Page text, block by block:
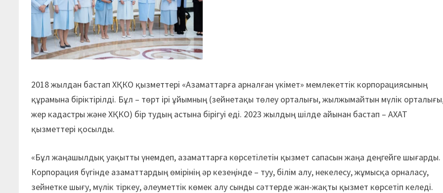
2018 жылдан бастап ХҚКО қызметтері «Азаматтарға арналған үкімет» мемлекеттік корпорациясының
құрамына біріктірілді. Бұл – төрт ірі ұйымның (зейнетақы төлеу орталығы, жылжымайтын мүлік
жер кадастры және ХҚКО) бір тудың астына бірігуі еді. 2023 жылдың шілде айынан бастап – АХАТ
қызметтері қосылды.
«Бұл жаңашылдық уақытты үнемдеп, азаматтарға көрсетілетін қызмет сапасын жаңа деңгейге шығарды.
Корпорация бүгінде азаматтардың өмірінің әр кезеңінде – туу, білім алу, некелесу, жұмысқа орналасу,
зейнетке шығу, мүлік тіркеу, әлеуметтік көмек алу сынды сәттерде жан-жақты қызмет көрсетіп келеді.